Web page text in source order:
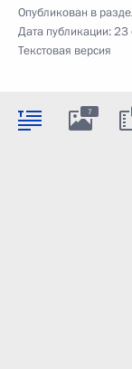
Опубликован в
Дата публикации:23
Текстовая версия
7